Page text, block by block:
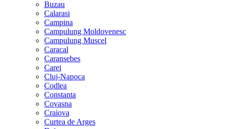
Buzau
Calarasi
Campina
Campulung Moldovenesc
Campulung Muscel
Caracal
Caransebes
Carei
Cluj-Napoca
Codlea
Constanta
Covasna
Craiova
Curtea de Arges